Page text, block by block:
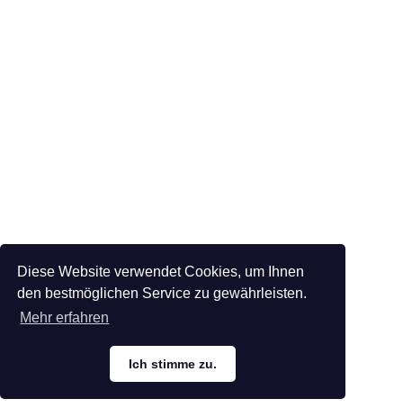
Diese Website verwendet Cookies, um Ihnen
den bestmöglichen Service zu gewährleisten.
Mehr erfahren
Ich stimme zu.